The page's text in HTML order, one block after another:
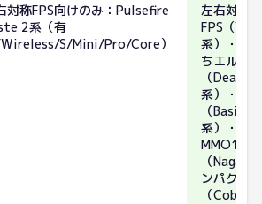
対称FPS向けのみ：Pulsefire
2系（有
S/Mini/Pro/Core）
左右対称
FPS（
系）・か
ちエルゴ
（
系）・多
（Basilisk
系）・
MMO12+
（Naga系
ンパクト
（Cobra